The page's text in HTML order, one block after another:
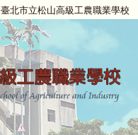
臺北市立松山高級工農職業學校